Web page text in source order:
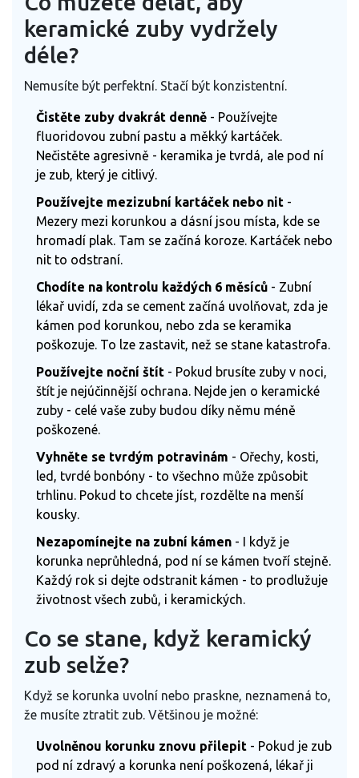
keramické zuby vydržely
déle?
Nemusíte být perfektní. Stačí být konzistentní.
Čistěte zuby dvakrát denně - Používejte
fluoridovou zubní pastu a měkký kartáček.
Nečistěte agresivně - keramika je tvrdá, ale pod ní
je zub, který je citlivý.
Používejte mezizubní kartáček nebo nit -
Mezery mezi korunkou a dásní jsou místa, kde se
hromadí plak. Tam se začíná koroze. Kartáček nebo
nit to odstraní.
Chodíte na kontrolu každých 6 měsíců - Zubní
lékař uvidí, zda se cement začíná uvolňovat, zda je
kámen pod korunkou, nebo zda se keramika
poškozuje. To lze zastavit, než se stane katastrofa.
Používejte noční štít - Pokud brusíte zuby v noci,
štít je nejúčinnější ochrana. Nejde jen o keramické
zuby - celé vaše zuby budou díky němu méně
poškozené.
Vyhněte se tvrdým potravinám - Ořechy, kosti,
led, tvrdé bonbóny - to všechno může způsobit
trhlinu. Pokud to chcete jíst, rozdělte na menší
kousky.
Nezapomínejte na zubní kámen - I když je
korunka neprůhledná, pod ní se kámen tvoří stejně.
Každý rok si dejte odstranit kámen - to prodlužuje
životnost všech zubů, i keramických.
Co se stane, když keramický
zub selže?
Když se korunka uvolní nebo praskne, neznamená to,
že musíte ztratit zub. Většinou je možné:
Uvolněnou korunku znovu přilepit - Pokud je zub
pod ní zdravý a korunka není poškozená, lékař ji